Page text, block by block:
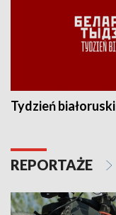
Tydzień białoruski
REPORTAŻE